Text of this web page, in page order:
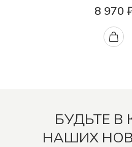
8 970
БУДЬТЕ В
НАШИХ